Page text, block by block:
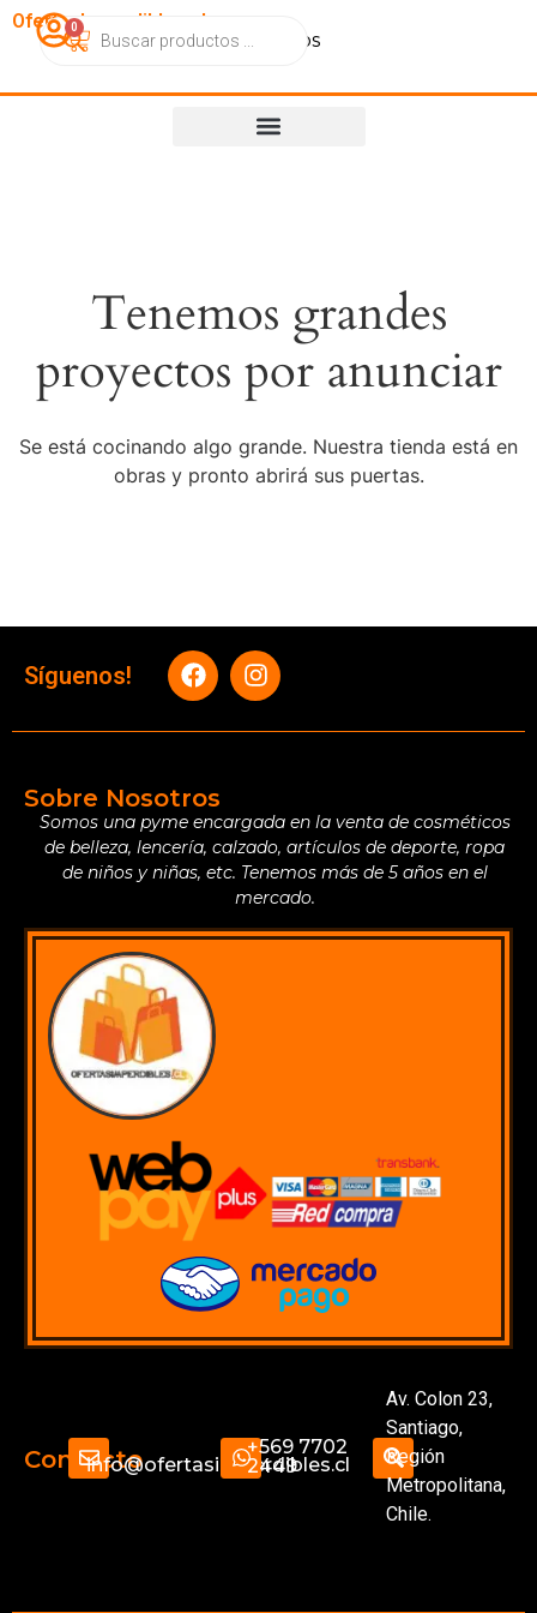
OfertasImperdibles.cl
CatálogoContactoNosotros
0
Tenemos grandes
proyectos por anunciar
Se está cocinando algo grande. Nuestra tienda está en
obras y pronto abrirá sus puertas.
Síguenos!
Sobre Nosotros
Somos una pyme encargada en la venta de cosméticos
de belleza, lencería, calzado, artículos de deporte, ropa
de niños y niñas, etc. Tenemos más de 5 años en el
mercado.
Contactoinfo@ofertasimperdibles.cl
+569 7702
2449
Av. Colon 23,
Santiago,
Región
Metropolitana,
Chile.